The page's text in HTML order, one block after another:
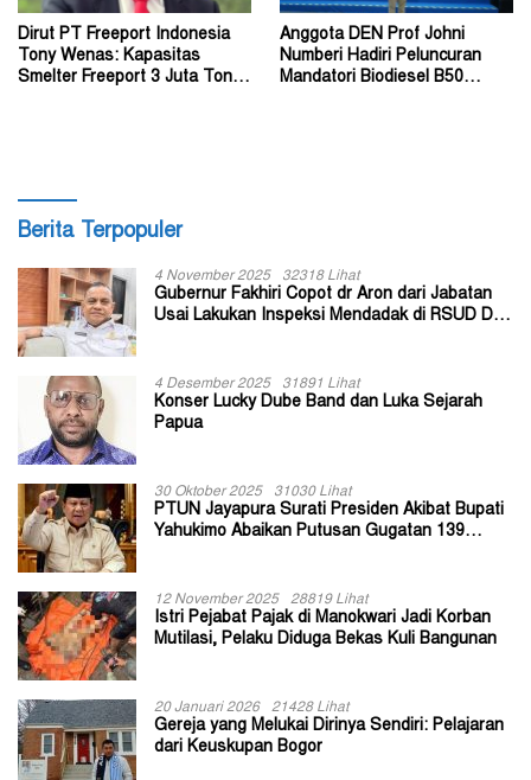
Dirut PT Freeport Indonesia
Tony Wenas: Kapasitas
Smelter Freeport 3 Juta Ton
Anggota DEN Prof Johni
Numberi Hadiri Peluncuran
Mandatori Biodiesel B50
Berita Terpopuler
4 November 2025 32318 Lihat
Gubernur Fakhiri Copot dr Aron dari Jabatan
Usai Lakukan Inspeksi Mendadak di RSUD Dok
4 Desember 2025 31891 Lihat
Konser Lucky Dube Band dan Luka Sejarah
Papua
30 Oktober 2025 31030 Lihat
PTUN Jayapura Surati Presiden Akibat Bupati
Yahukimo Abaikan Putusan Gugatan 139
12 November 2025 28819 Lihat
Istri Pejabat Pajak di Manokwari Jadi Korban
Mutilasi, Pelaku Diduga Bekas Kuli Bangunan
20 Januari 2026 21428 Lihat
Gereja yang Melukai Dirinya Sendiri: Pelajaran
dari Keuskupan Bogor